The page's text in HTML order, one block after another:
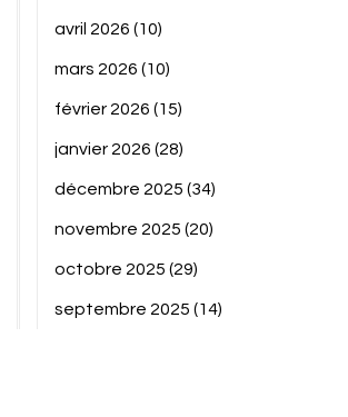
avril 2026 (10)
mars 2026 (10)
février 2026 (15)
janvier 2026 (28)
décembre 2025 (34)
novembre 2025 (20)
octobre 2025 (29)
septembre 2025 (14)